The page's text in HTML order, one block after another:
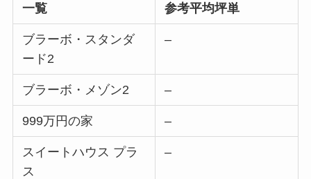
一覧 参考平均坪単
ブラーボ・スタンダ
ード2
–
ブラーボ・メゾン2 –
999万円の家 –
スイートハウス プラ
ス
–